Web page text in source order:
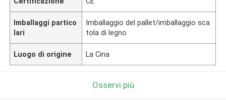
Imballaggi partico
lari
Imballaggio del pallet/imballaggio sca
tola di legno
Luogo di origine La Cina
Osservi più